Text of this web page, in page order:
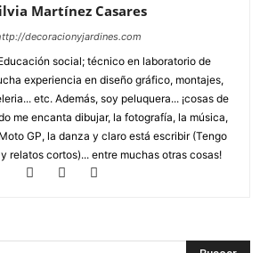
Martínez Casares
decoracionyjardines.com
social; técnico en laboratorio de
experiencia en diseño gráfico, montajes,
etc. Además, soy peluquera... ¡cosas de
me encanta dibujar, la fotografía, la música,
GP, la danza y claro está escribir (Tengo
relatos cortos)... entre muchas otras cosas!